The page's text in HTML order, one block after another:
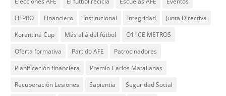
FIFPRO
Financiero Institucional Integridad
Junta Directiva
Korantina Cup
Más allá del fútbol
O11CE METROS
Oferta formativa
Partido AFE
Patrocinadores
Planificación financiera
Premio Carlos Matallanas
Recuperación Lesiones
Sapientia
Seguridad Social